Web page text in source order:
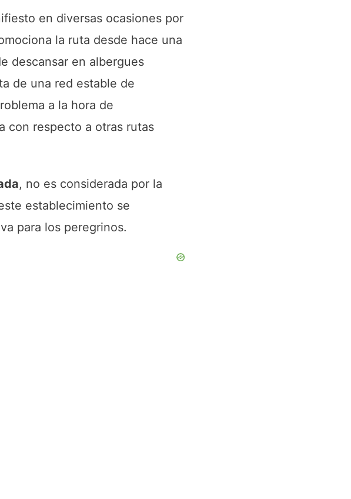
en diversas ocasiones por
la ruta desde hace una
descansar en albergues
de una red estable de
a la hora de
con respecto a otras rutas
, no es considerada por la
establecimiento se
para los peregrinos.